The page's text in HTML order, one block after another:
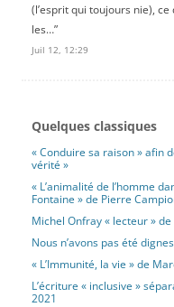
(l’esprit qui toujours nie),
les…”
Juil 12, 12:29
Quelques classiques
« Conduire sa raison » afin
vérité »
« L’animalité de l’homme
Fontaine » de Pierre
Michel Onfray « lecteur »
Nous n’avons pas été
« L’Immunité, la vie » de
L’écriture « inclusive »
2021